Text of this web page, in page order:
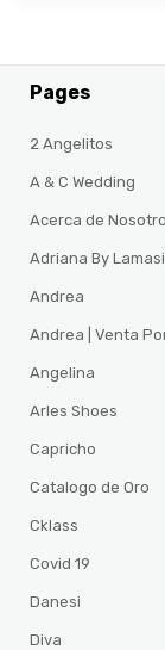
Pages
2 Angelitos
A & C Wedding
Acerca de
Adriana By
Andrea
Andrea | Venta
Angelina
Arles Shoes
Capricho
Catalogo de Oro
Cklass
Covid 19
Danesi
Diva